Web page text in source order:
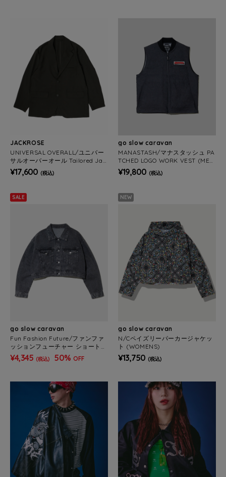
JACKROSE
UNIVERSAL OVERALL/ユニバー
サルオーバーオール Tailored Jac
ket(MENS)
¥17,600 (税込)
go slow caravan
MANASTASH/マナスタッシュ PA
TCHED LOGO WORK VEST (MEN
S)
¥19,800 (税込)
SALE
go slow caravan
Fun Fashion Future/ファンファ
ッションフューチャー ショートデ
ニムジャケット (WOMENS)
¥4,345 (税込) 50% OFF
NEW
go slow caravan
N/Cペイズリーパーカージャケッ
ト (WOMENS)
¥13,750 (税込)